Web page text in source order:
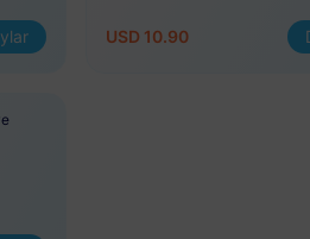
USD 10.90